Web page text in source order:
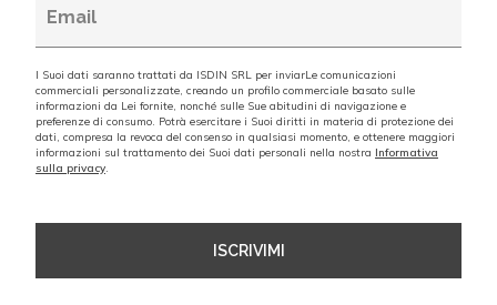
Abbronzatura prolungata
La formula di Hydro Oil SPF 30 contiene Natural
Tan Booster, che aiuta ad incrementare la
un’abbronzatura più duratura, migliorando la
capacità protettiva contro la radiazione solare.
Email
I Suoi dati saranno trattati da ISDIN SRL per inviarLe comunicazioni
commerciali personalizzate, creando un profilo commerciale basato sulle
informazioni da Lei fornite, nonché sulle Sue abitudini di navigazione e
preferenze di consumo. Potrà esercitare i Suoi diritti in materia di protezione dei
dati, compresa la revoca del consenso in qualsiasi momento, e ottenere maggiori
informazioni sul trattamento dei Suoi dati personali nella nostra Informativa
sulla privacy
ISCRIVIMI